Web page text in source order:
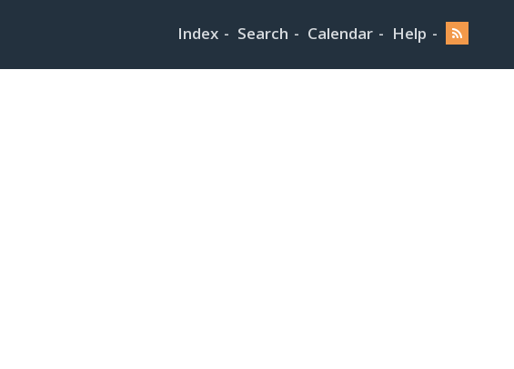
Index Search Calendar Help